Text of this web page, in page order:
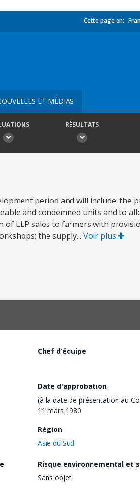
Cette page en:
ET MÉDIAS
RÉSULTATS
period and will include: the
and condemned units and to
of LLP sales to farmers with
the supply... Voir plus
Chef d’équipe
Date d'approbation
(à la date de présentation au
11 mars 1980
Région
Asie du Sud
Risque environnemental et
Sans objet